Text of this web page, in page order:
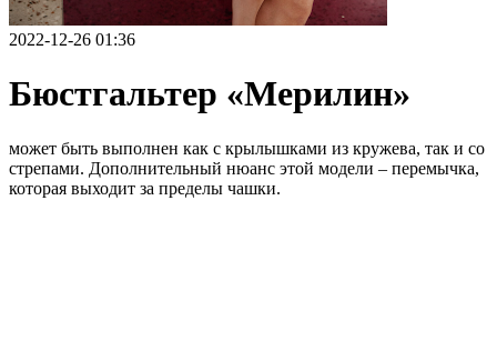
2022-12-26 01:36
Бюстгальтер «Мерилин»
может быть выполнен как с крылышками из кружева, так и со
стрепами. Дополнительный нюанс этой модели – перемычка,
которая выходит за пределы чашки.